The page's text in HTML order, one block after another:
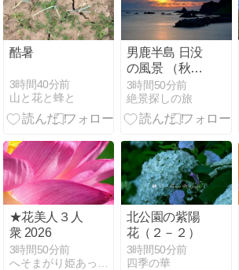
酷暑
3時間40分前
山と花と蜂と
男鹿半島 日没
の風景 （秋田
県 男鹿市）
3時間50分前
絶景探しの旅
★花美人３人
衆 2026
3時間50分前
北公園の紫陽
花（２－２）
3時間50分前
四季の華